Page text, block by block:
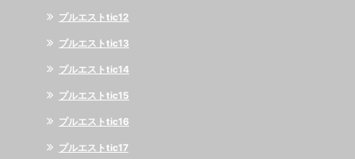
プルエストtic12
プルエストtic13
プルエストtic14
プルエストtic15
プルエストtic16
プルエストtic17